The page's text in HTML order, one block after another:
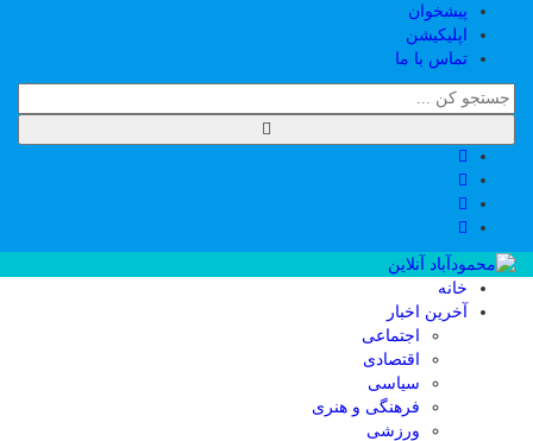
پیشخوان
اپلیکیشن
تماس با ما
خانه
آخرین اخبار
اجتماعی
اقتصادی
سیاسی
فرهنگی و هنری
ورزشی